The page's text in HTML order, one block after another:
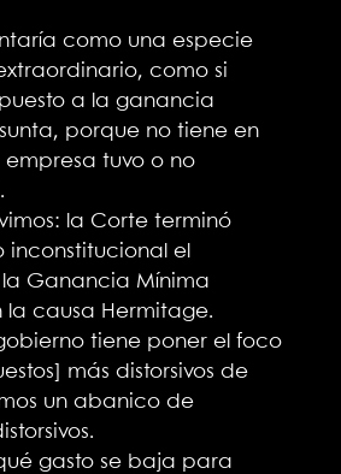
como una especie
como si
a la ganancia
porque no tiene en
empresa tuvo o no
la Corte terminó
el
la Ganancia Mínima
la causa Hermitage.
tiene poner el foco
más distorsivos de
un abanico de
gasto se baja para